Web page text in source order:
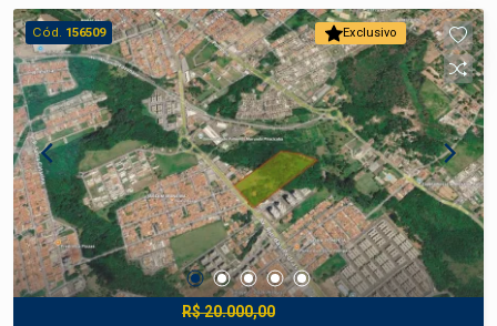
com qualidade de vida em um dos bairros mais
desejados da cidade. Construa seu futuro com
quem é agente de desenvolvimento do mercado
imobiliário de Piracicaba. Agende sua visita!
Exclusivo
Cód. 156509
R$ 20.000,00